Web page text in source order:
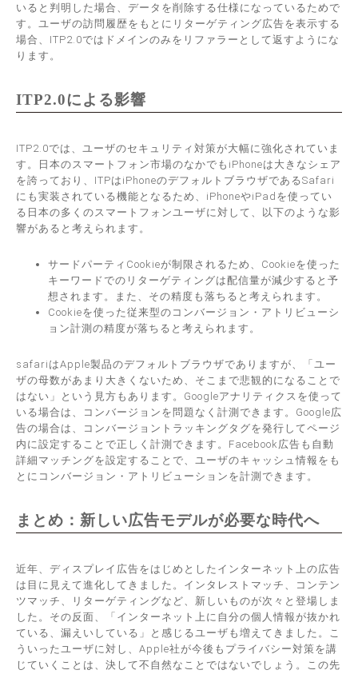
いると判明した場合、データを削除する仕様になっているためで
す。ユーザの訪問履歴をもとにリターゲティング広告を表示する
場合、ITP2.0ではドメインのみをリファラーとして返すようにな
ります。
ITP2.0による影響
ITP2.0では、ユーザのセキュリティ対策が大幅に強化されていま
す。日本のスマートフォン市場のなかでもiPhoneは大きなシェア
を誇っており、ITPはiPhoneのデフォルトブラウザであるSafari
にも実装されている機能となるため、iPhoneやiPadを使ってい
る日本の多くのスマートフォンユーザに対して、以下のような影
響があると考えられます。
サードパーティCookieが制限されるため、Cookieを使った
キーワードでのリターゲティングは配信量が減少すると予
想されます。また、その精度も落ちると考えられます。
Cookieを使った従来型のコンバージョン・アトリビューシ
ョン計測の精度が落ちると考えられます。
safariはApple製品のデフォルトブラウザでありますが、「ユー
ザの母数があまり大きくないため、そこまで悲観的になることで
はない」という見方もあります。Googleアナリティクスを使って
いる場合は、コンバージョンを問題なく計測できます。Google広
告の場合は、コンバージョントラッキングタグを発行してページ
内に設定することで正しく計測できます。Facebook広告も自動
詳細マッチングを設定することで、ユーザのキャッシュ情報をも
とにコンバージョン・アトリビューションを計測できます。
まとめ：新しい広告モデルが必要な時代へ
近年、ディスプレイ広告をはじめとしたインターネット上の広告
は目に見えて進化してきました。インタレストマッチ、コンテン
ツマッチ、リターゲティングなど、新しいものが次々と登場しま
した。その反面、「インターネット上に自分の個人情報が抜かれ
ている、漏えいしている」と感じるユーザも増えてきました。こ
ういったユーザに対し、Apple社が今後もプライバシー対策を講
じていくことは、決して不自然なことではないでしょう。この先